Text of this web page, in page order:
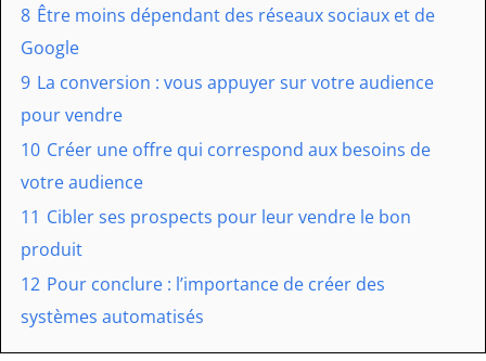
8 Être moins dépendant des réseaux sociaux et de
Google
9 La conversion : vous appuyer sur votre audience
pour vendre
10 Créer une offre qui correspond aux besoins de
votre audience
11 Cibler ses prospects pour leur vendre le bon
produit
12 Pour conclure : l’importance de créer des
systèmes automatisés